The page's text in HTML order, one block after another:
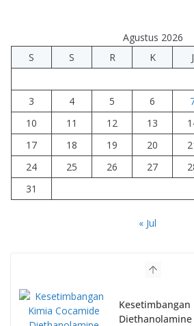
Agustus 2026
S
S R K J
3
4 5 6
10
11 12 13
17
18 19 20
24
25 26 27
31
« Jul
Kesetimbangan
Diethanolamine